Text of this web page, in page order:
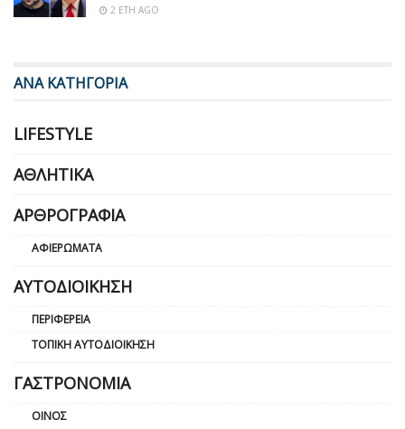
2 ΈΤΗ AGO
ΑΝΑ ΚΑΤΗΓΟΡΙΑ
LIFESTYLE
ΑΘΛΗΤΙΚΆ
ΑΡΘΡΟΓΡΑΦΊΑ
ΑΦΙΕΡΏΜΑΤΑ
ΑΥΤΟΔΙΟΊΚΗΣΗ
ΠΕΡΙΦΈΡΕΙΑ
ΤΟΠΙΚΉ ΑΥΤΟΔΙΟΊΚΗΣΗ
ΓΑΣΤΡΟΝΟΜΊΑ
ΟΊΝΟΣ